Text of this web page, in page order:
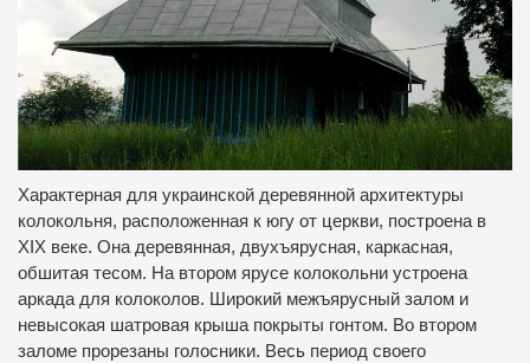
Характерная для украинской деревянной архитектуры
колокольня, расположенная к югу от церкви, построена в
XIX веке. Она деревянная, двухъярусная, каркасная,
обшитая тесом. На втором ярусе колокольни устроена
аркада для колоколов. Широкий межъярусный залом и
невысокая шатровая крыша покрыты гонтом. Во втором
заломе прорезаны голосники. Весь период своего